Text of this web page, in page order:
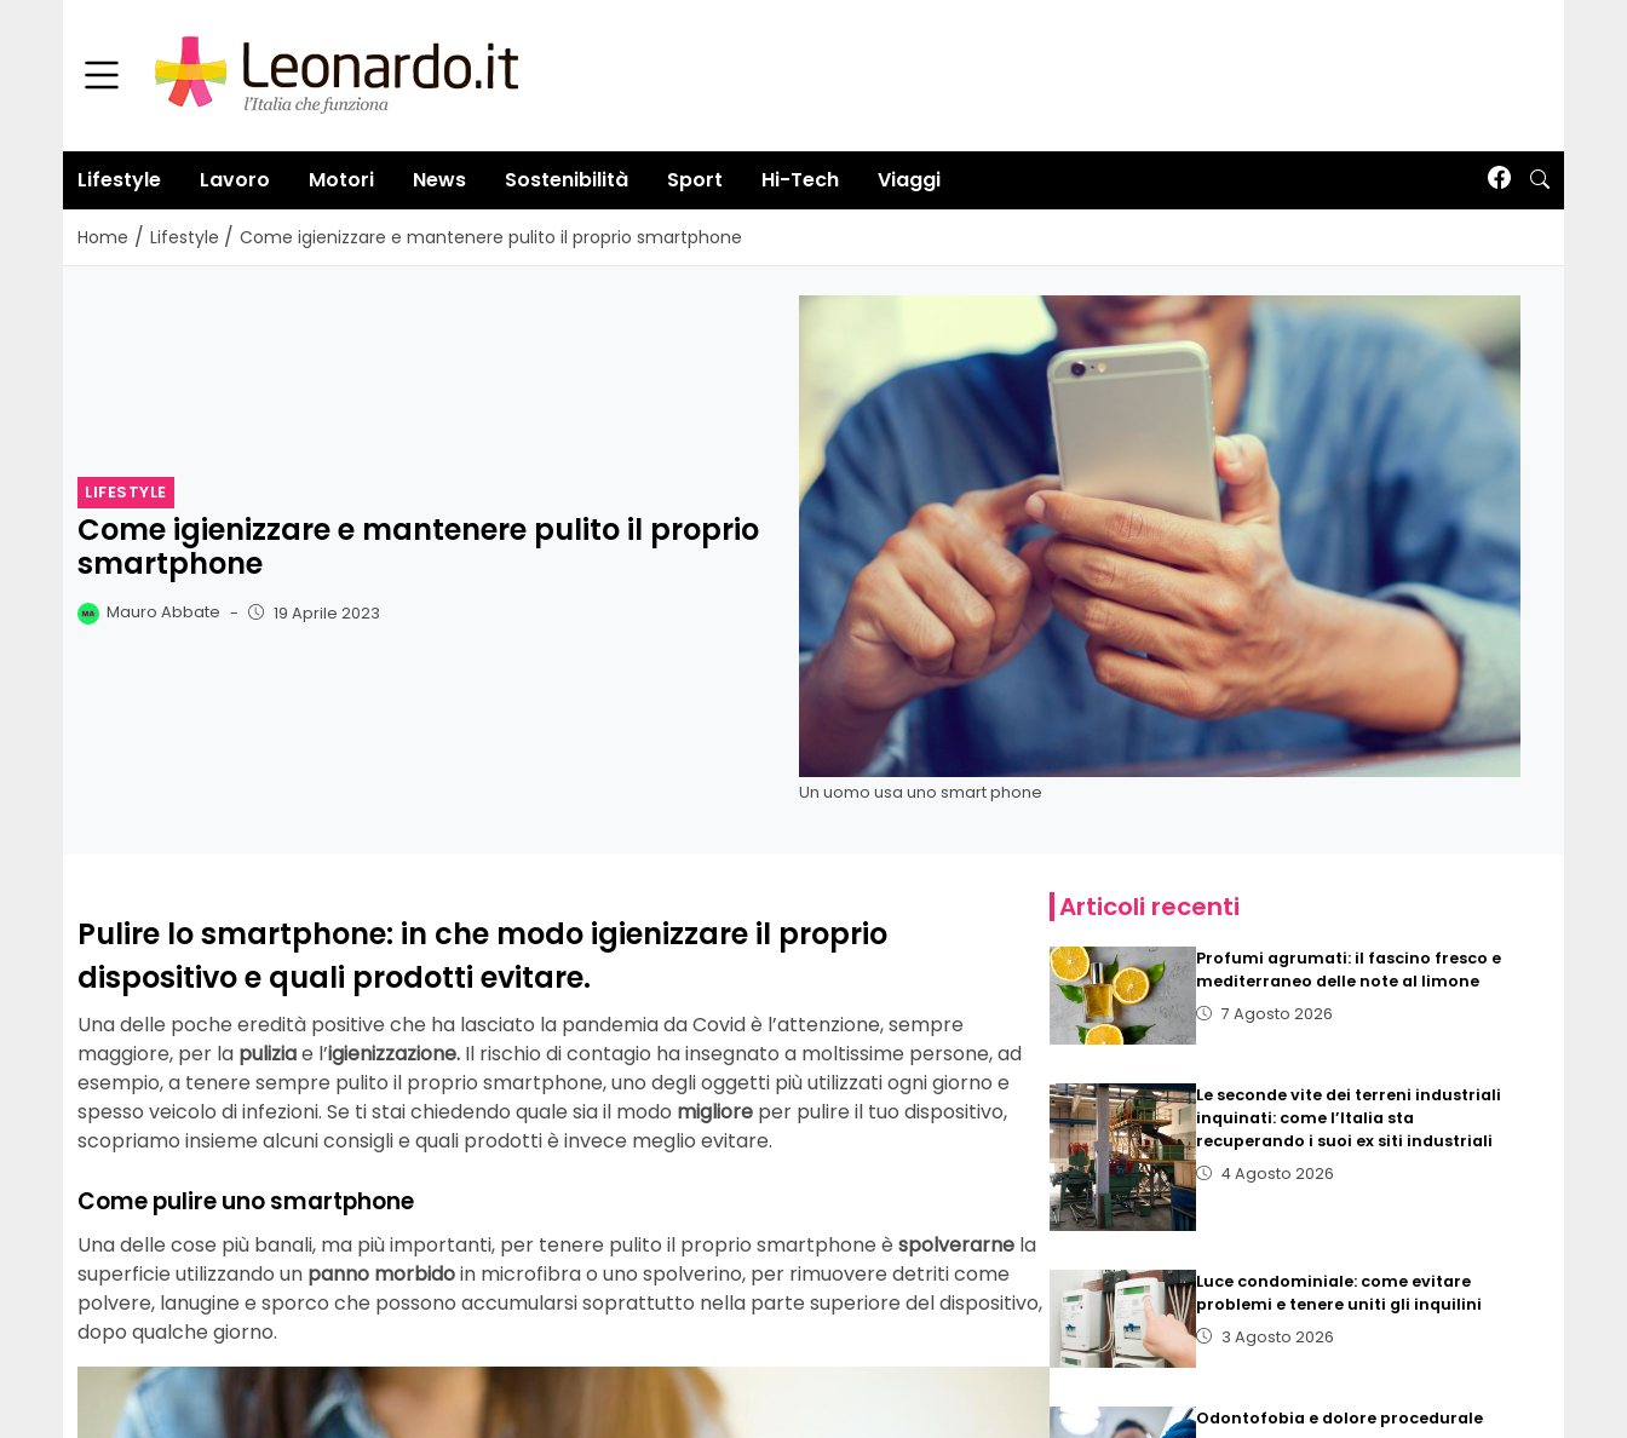
Lifestyle Lavoro Motori News Sostenibilità Sport Hi-Tech Viaggi
Home / Lifestyle / Come igienizzare e mantenere pulito il proprio smartphone
LIFESTYLE
Come igienizzare e mantenere pulito il proprio
smartphone
Mauro Abbate - 19 Aprile 2023
Un uomo usa uno smart phone
Pulire lo smartphone: in che modo igienizzare il proprio
dispositivo e quali prodotti evitare.
Una delle poche eredità positive che ha lasciato la pandemia da Covid è l’attenzione, sempre
maggiore, per la puliziae l’igienizzazione. Il rischio di contagio ha insegnato a moltissime persone, ad
esempio, a tenere sempre pulito il proprio smartphone, uno degli oggetti più utilizzati ogni giorno e
spesso veicolo di infezioni. Se ti stai chiedendo quale sia il modo migliore per pulire il tuo dispositivo,
scopriamo insieme alcuni consigli e quali prodotti è invece meglio evitare.
Come pulire uno smartphone
Una delle cose più banali, ma più importanti, per tenere pulito il proprio smartphone è spolverarne la
superficie utilizzando un panno morbidoin microfibra o uno spolverino, per rimuovere detriti come
polvere, lanugine e sporco che possono accumularsi soprattutto nella parte superiore del dispositivo,
dopo qualche giorno.
Articoli recenti
Profumi agrumati: il fascino fresco e
mediterraneo delle note al limone
7 Agosto 2026
Le seconde vite dei terreni industriali
inquinati: come l’Italia sta
recuperando i suoi ex siti industriali
4 Agosto 2026
Luce condominiale: come evitare
problemi e tenere uniti gli inquilini
3 Agosto 2026
Odontofobia e dolore procedurale